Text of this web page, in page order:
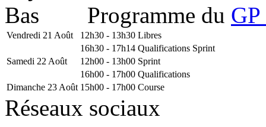
Programme du
Vendredi 21 Août 12h30 - 13h30 Libres
16h30 - 17h14 Qualifications Sprint
Samedi 22 Août
12h00 - 13h00 Sprint
16h00 - 17h00 Qualifications
Dimanche 23 Août 15h00 - 17h00 Course
Réseaux sociaux